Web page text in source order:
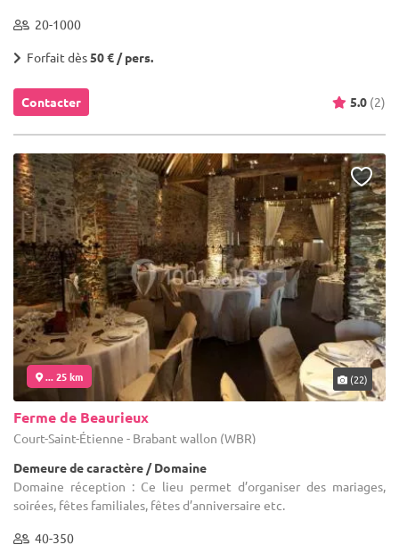
20-1000
Forfait dès50 € / pers.
Contacter 5.0 (2)
... 25 km (22)
Ferme de Beaurieux
Court-Saint-Étienne - Brabant wallon (WBR)
Demeure de caractère / Domaine
Domaine réception : Ce lieu permet d’organiser des mariages,
soirées, fêtes familiales, fêtes d’anniversaire etc.
40-350